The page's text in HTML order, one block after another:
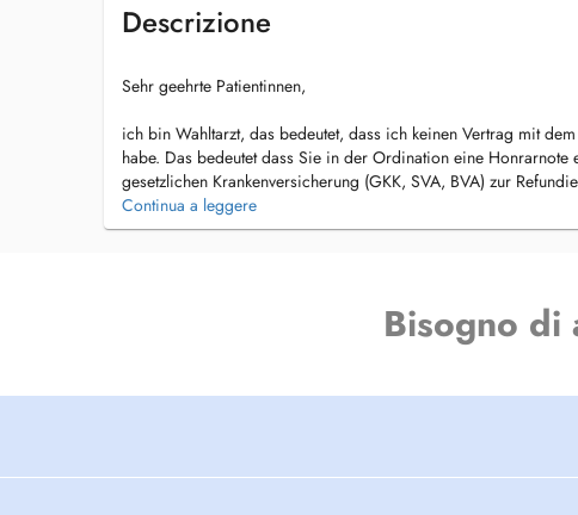
Descrizione
Sehr geehrte Patientinnen,
ich bin Wahltarzt, das bedeutet, dass ich keinen Vertrag mit
habe. Das bedeutet dass Sie in der Ordination eine Honrarnote
gesetzlichen Krankenversicherung (GKK, SVA, BVA) zur
danach selbstverständlich auch Ihrer Privatversicherung. Die
betragen 110 Euro, die Mutter-Kindpass Untersuchung kostet 80
Herr Dr. Wiltos bietet unter anderem die folgenden
- Routinekontrolle
Continua a leggere
Bisogno di